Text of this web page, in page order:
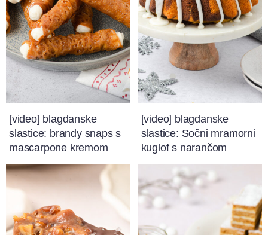
[video] blagdanske
slastice: brandy snaps s
mascarpone kremom
[video] blagdanske
slastice: Sočni mramorni
kuglof s narančom